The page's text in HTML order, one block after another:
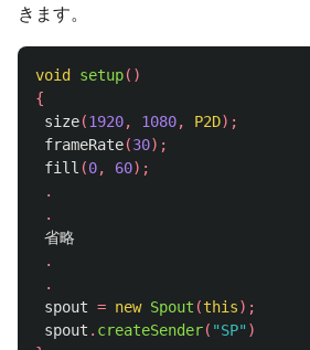
きます。
void setup()
{
size(1920, 1080, P2D);
frameRate(30);
fill (0, 60);
.
.
省略
.
.
spout = new Spout (this);
spout . createSender( "SP" )